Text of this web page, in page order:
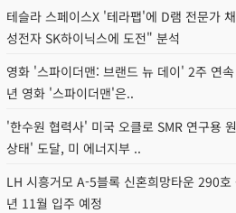
테슬라 스페이스X '테라팹'에 D램 전문가
성전자 SK하이닉스에 도전" 분석
영화 '스파이더맨: 브랜드 뉴 데이' 2주 연
년 영화 '스파이더맨'은..
'한수원 협력사' 미국 오클로 SMR 연구용
상태' 도달, 미 에너지부 ..
LH 시흥거모 A-5블록 신혼희망타운 290
년 11월 입주 예정